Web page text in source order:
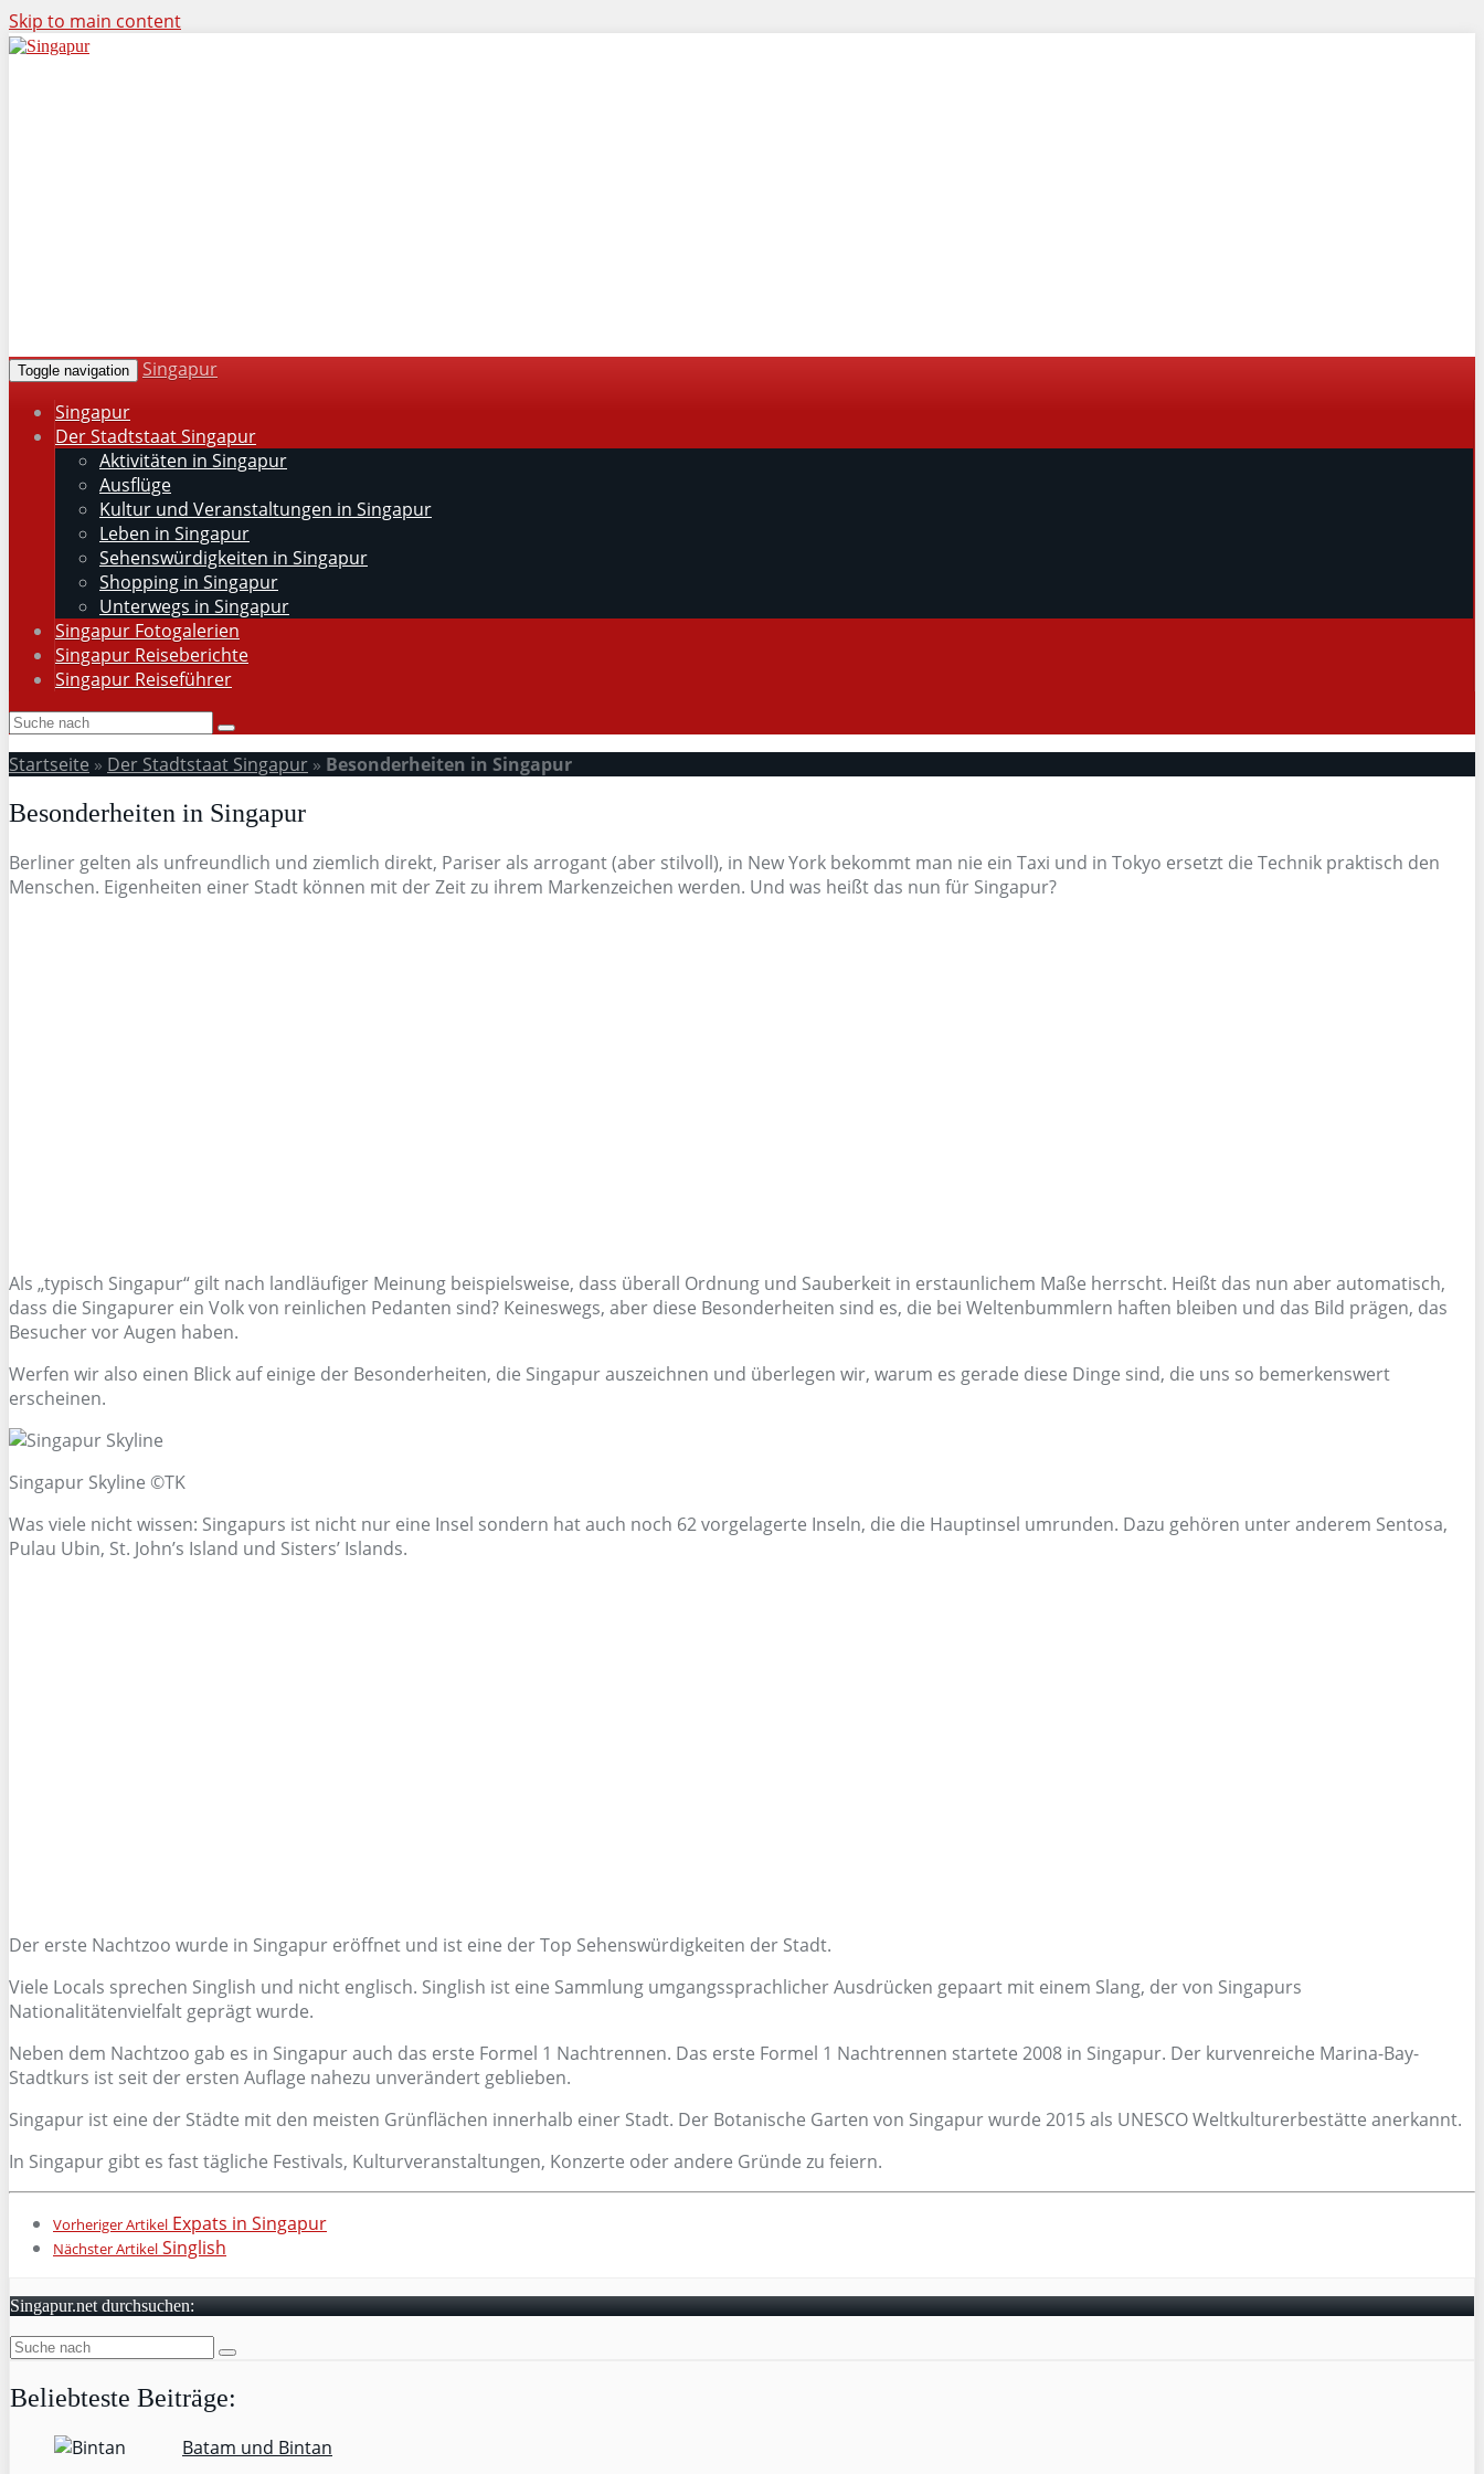
Skip to main content
Toggle navigation
Singapur
Singapur
Der Stadtstaat Singapur
Aktivitäten in Singapur
Ausflüge
Kultur und Veranstaltungen in Singapur
Leben in Singapur
Sehenswürdigkeiten in Singapur
Shopping in Singapur
Unterwegs in Singapur
Singapur Fotogalerien
Singapur Reiseberichte
Singapur Reiseführer
Startseite » Der Stadtstaat Singapur » Besonderheiten in Singapur
Besonderheiten in Singapur
Berliner gelten als unfreundlich und ziemlich direkt, Pariser als arrogant (aber stilvoll), in New York bekommt man nie ein Taxi und in Tokyo ersetzt die Technik praktisch den
Menschen. Eigenheiten einer Stadt können mit der Zeit zu ihrem Markenzeichen werden. Und was heißt das nun für Singapur?
Als „typisch Singapur“ gilt nach landläufiger Meinung beispielsweise, dass überall Ordnung und Sauberkeit in erstaunlichem Maße herrscht. Heißt das nun aber automatisch,
dass die Singapurer ein Volk von reinlichen Pedanten sind? Keineswegs, aber diese Besonderheiten sind es, die bei Weltenbummlern haften bleiben und das Bild prägen, das
Besucher vor Augen haben.
Werfen wir also einen Blick auf einige der Besonderheiten, die Singapur auszeichnen und überlegen wir, warum es gerade diese Dinge sind, die uns so bemerkenswert
erscheinen.
Singapur Skyline ©TK
Was viele nicht wissen: Singapurs ist nicht nur eine Insel sondern hat auch noch 62 vorgelagerte Inseln, die die Hauptinsel umrunden. Dazu gehören unter anderem Sentosa,
Pulau Ubin, St. John’s Island und Sisters’ Islands.
Der erste Nachtzoo wurde in Singapur eröffnet und ist eine der Top Sehenswürdigkeiten der Stadt.
Viele Locals sprechen Singlish und nicht englisch. Singlish ist eine Sammlung umgangssprachlicher Ausdrücken gepaart mit einem Slang, der von Singapurs
Nationalitätenvielfalt geprägt wurde.
Neben dem Nachtzoo gab es in Singapur auch das erste Formel 1 Nachtrennen. Das erste Formel 1 Nachtrennen startete 2008 in Singapur. Der kurvenreiche Marina-Bay-
Stadtkurs ist seit der ersten Auflage nahezu unverändert geblieben.
Singapur ist eine der Städte mit den meisten Grünflächen innerhalb einer Stadt. Der Botanische Garten von Singapur wurde 2015 als UNESCO Weltkulturerbestätte anerkannt.
In Singapur gibt es fast tägliche Festivals, Kulturveranstaltungen, Konzerte oder andere Gründe zu feiern.
Vorheriger Artikel Expats in Singapur
Nächster Artikel Singlish
Singapur.net durchsuchen:
Beliebteste Beiträge:
Batam und Bintan